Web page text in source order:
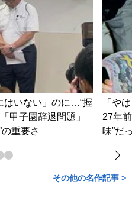
はいない」のに…“握
甲子園辞退問題」
重要さ
「や
27年
味”だ
その他の名作記事 >